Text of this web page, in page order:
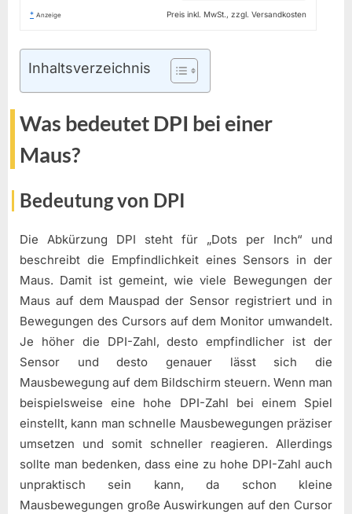
* Anzeige Preis inkl. MwSt., zzgl. Versandkosten
Inhaltsverzeichnis
Was bedeutet DPI bei einer
Maus?
Bedeutung von DPI
Die Abkürzung DPI steht für „Dots per Inch“ und
beschreibt die Empfindlichkeit eines Sensors in der
Maus. Damit ist gemeint, wie viele Bewegungen der
Maus auf dem Mauspad der Sensor registriert und in
Bewegungen des Cursors auf dem Monitor umwandelt.
Je höher die DPI-Zahl, desto empfindlicher ist der
Sensor und desto genauer lässt sich die
Mausbewegung auf dem Bildschirm steuern. Wenn man
beispielsweise eine hohe DPI-Zahl bei einem Spiel
einstellt, kann man schnelle Mausbewegungen präziser
umsetzen und somit schneller reagieren. Allerdings
sollte man bedenken, dass eine zu hohe DPI-Zahl auch
unpraktisch sein kann, da schon kleine
Mausbewegungen große Auswirkungen auf den Cursor